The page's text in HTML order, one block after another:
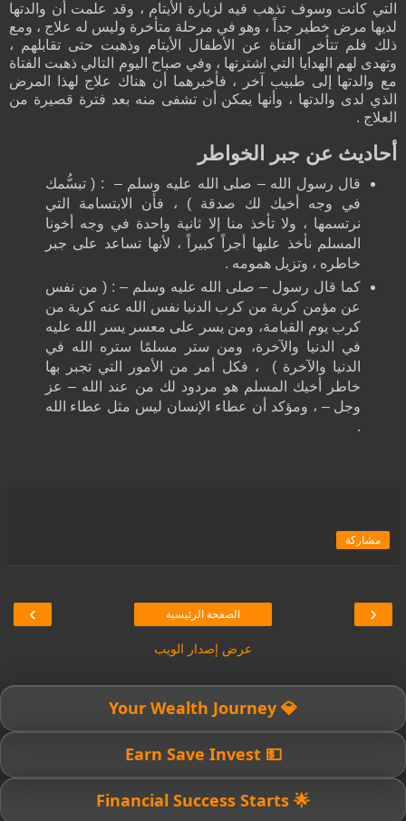
التي كانت وسوف تذهب فيه لزيارة الأيتام ، وقد علمت أن والدتها
لديها مرض خطير جداً ، وهو في مرحلة متأخرة وليس له علاج ، ومع
ذلك فلم تتأخر الفتاة عن الأطفال الأيتام وذهبت حتى تقابلهم ،
وتهدى لهم الهدايا التي اشترتها ، وفي صباح اليوم التالي ذهبت الفتاة
مع والدتها إلى طبيب آخر ، فأخبرهما أن هناك علاج لهذا المرض
الذي لدى والدتها ، وأنها يمكن أن تشفى منه بعد فترة قصيرة من
العلاج .
أحاديث عن جبر الخواطر
قال رسول الله – صلى الله عليه وسلم – : ( تبسُّمك
في وجه أخيك لك صدقة ) ، فأن الابتسامة التي
نرتسمها ، ولا تأخذ منا إلا ثانية واحدة في وجه أخونا
المسلم نأخذ عليها أجراً كبيراً ، لأنها تساعد على جبر
خاطره ، وتزيل همومه .
كما قال رسول – صلى الله عليه وسلم – : ( من نفس
عن مؤمن كربة من كرب الدنيا نفس الله عنه كربة من
كرب يوم القيامة، ومن يسر على معسر يسر الله عليه
في الدنيا والآخرة، ومن ستر مسلمًا ستره الله في
الدنيا والآخرة ) ، فكل أمر من الأمور التي تجبر بها
خاطر أخيك المسلم هو مردود لك من عند الله – عز
وجل – ، ومؤكد أن عطاء الإنسان ليس مثل عطاء الله
.
مشاركة
‹
› الصفحة الرئيسية
عرض إصدار الويب
💎 Your Wealth Journey
💵 Earn Save Invest
🌟 Financial Success Starts